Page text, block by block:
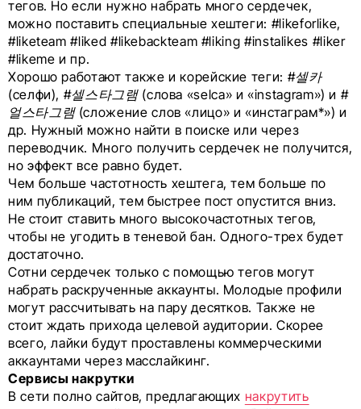
тегов. Но если нужно набрать много сердечек,
можно поставить специальные хештеги: #likeforlike,
#liketeam #liked #likebackteam #liking #instalikes #liker
#likeme и пр.
Хорошо работают также и корейские теги: #셀카
(селфи), #셀스타그램(слова «selca» и «instagram») и #
얼스타그램(сложение слов «лицо» и «инстаграм*») и
др. Нужный можно найти в поиске или через
переводчик. Много получить сердечек не получится,
но эффект все равно будет.
Чем больше частотность хештега, тем больше по
ним публикаций, тем быстрее пост опустится вниз.
Не стоит ставить много высокочастотных тегов,
чтобы не угодить в теневой бан. Одного-трех будет
достаточно.
Сотни сердечек только с помощью тегов могут
набрать раскрученные аккаунты. Молодые профили
могут рассчитывать на пару десятков. Также не
стоит ждать прихода целевой аудитории. Скорее
всего, лайки будут проставлены коммерческими
аккаунтами через масслайкинг.
Сервисы накрутки
В сети полно сайтов, предлагающих накрутить